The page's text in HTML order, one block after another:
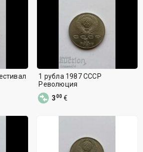
1 рубла 1987 СССР
Революция
300 €